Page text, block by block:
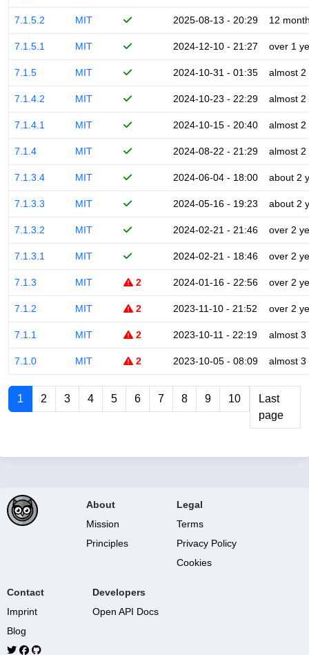
7.1.5.2 MIT 2025-08-13 - 20:29 12
7.1.5.1 MIT 2024-12-10 - 21:27 over 1
7.1.5 MIT 2024-10-31 - 01:35 almost 2
7.1.4.2 MIT 2024-10-23 - 22:29 almost 2
7.1.4.1 MIT 2024-10-15 - 20:40 almost 2
7.1.4 MIT 2024-08-22 - 21:29 almost 2
7.1.3.4 MIT 2024-06-04 - 18:00 about 2
7.1.3.3 MIT 2024-05-16 - 19:23 about 2
7.1.3.2 MIT 2024-02-21 - 21:46 over 2
7.1.3.1 MIT 2024-02-21 - 18:46 over 2
7.1.3 MIT 2 2024-01-16 - 22:56 over 2
7.1.2 MIT 2 2023-11-10 - 21:52 over 2
7.1.1 MIT 2 2023-10-11 - 22:19 almost 3
7.1.0 MIT 2 2023-10-05 - 08:09 almost 3
1 2 3 4 5 6 7 8 9 10
Last
page
About
Mission
Principles
Legal
Terms
Privacy Policy
Cookies
Contact
Imprint
Blog
Developers
Open API Docs